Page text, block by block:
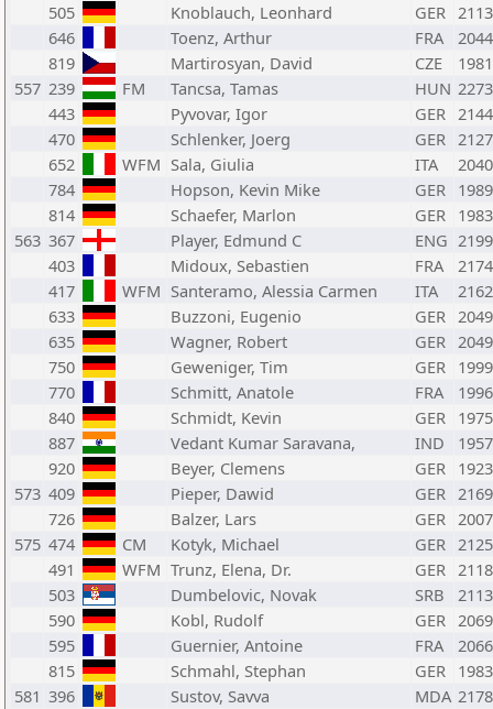
505
Knoblauch, Leonhard GER 2113
646
Toenz, Arthur FRA
2044
819
Martirosyan, David CZE
1981
557 239 FM Tancsa, Tamas HUN 2273
443
Pyvovar, Igor GER 2144
470
Schlenker, Joerg GER 2127
652
WFM Sala, Giulia ITA
2040
784
Hopson, Kevin Mike GER 1989
814
Schaefer, Marlon GER 1983
563 367 Player, Edmund C ENG 2199
403
Midoux, Sebastien FRA
2174
417
WFM Santeramo, Alessia Carmen ITA
2162
633
Buzzoni, Eugenio GER 2049
635
Wagner, Robert GER 2049
750
Geweniger, Tim GER 1999
770
Schmitt, Anatole FRA
1996
840
Schmidt, Kevin GER 1975
887
Vedant Kumar Saravana, IND
1957
920
Beyer, Clemens GER 1923
573 409 Pieper, Dawid GER 2169
726
Balzer, Lars GER 2007
575 474 CM Kotyk, Michael GER 2125
491
WFM Trunz, Elena, Dr. GER 2118
503
Dumbelovic, Novak SRB
2113
590
Kobl, Rudolf GER 2069
595
Guernier, Antoine FRA
2066
815
Schmahl, Stephan GER 1983
581 396 Sustov, Savva MDA 2178